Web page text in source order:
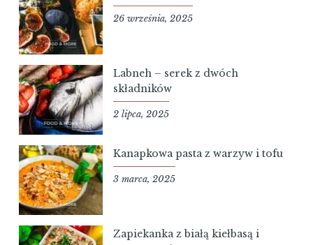
26 września, 2025
Labneh – serek z dwóch
składników
2 lipca, 2025
Kanapkowa pasta z warzyw i tofu
3 marca, 2025
Zapiekanka z białą kiełbasą i